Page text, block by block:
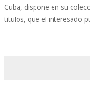
Cuba, dispone en su
títulos, que el interesado